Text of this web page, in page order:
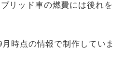
リッド車の燃費には後れを
時点の情報で制作していま